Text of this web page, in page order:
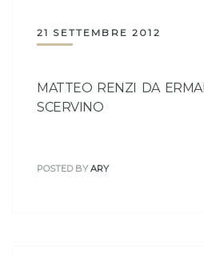
21 SETTEMBRE 2012
MATTEO RENZI DA
SCERVINO
POSTED BY ARY